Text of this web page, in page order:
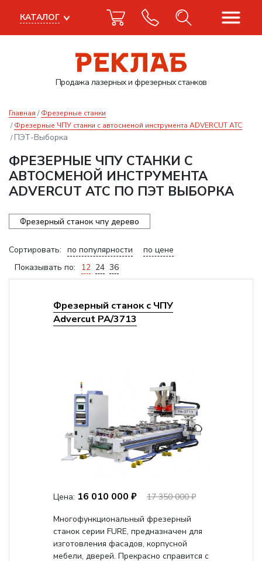
Продажа лазерныхи фрезерных станков
КАТАЛОГ
Главная
Фрезерные станки
Фрезерные ЧПУ станки с автосменой инструмента ADVERCUT ATC
ПЭТ-Выборка
ФРЕЗЕРНЫЕ ЧПУ СТАНКИ С
АВТОСМЕНОЙ ИНСТРУМЕНТА
ADVERCUT ATC ПО ПЭТ ВЫБОРКА
Фрезерный станок чпу дерево
Сортировать: по популярности
по цене
Показывать по:
12 24 36
Фрезерный станок с ЧПУ
Advercut PA/3713
Цена: 16 010 000 ₽
17 350 000 ₽
Многофункциональный фрезерный
станок серии FURE, предназначен для
изготовления фасадов, корпусной
мебели, дверей. Прекрасно справится с